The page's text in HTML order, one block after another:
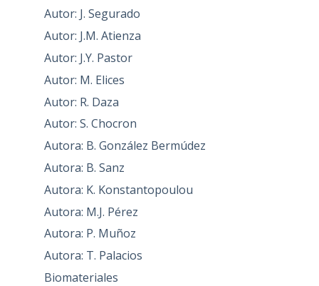
Autor: J. Segurado
Autor: J.M. Atienza
Autor: J.Y. Pastor
Autor: M. Elices
Autor: R. Daza
Autor: S. Chocron
Autora: B. González Bermúdez
Autora: B. Sanz
Autora: K. Konstantopoulou
Autora: M.J. Pérez
Autora: P. Muñoz
Autora: T. Palacios
Biomateriales